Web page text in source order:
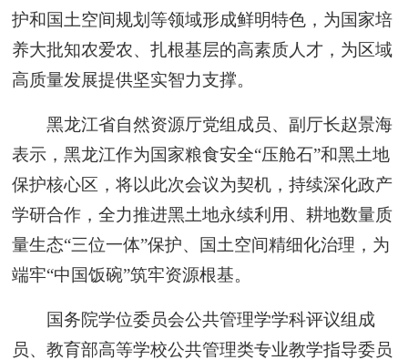
护和国土空间规划等领域形成鲜明特色，为国家培
养大批知农爱农、扎根基层的高素质人才，为区域
高质量发展提供坚实智力支撑。
黑龙江省自然资源厅党组成员、副厅长赵景海
表示，黑龙江作为国家粮食安全“压舱石”和黑土地
保护核心区，将以此次会议为契机，持续深化政产
学研合作，全力推进黑土地永续利用、耕地数量质
量生态“三位一体”保护、国土空间精细化治理，为
端牢“中国饭碗”筑牢资源根基。
国务院学位委员会公共管理学学科评议组成
员、教育部高等学校公共管理类专业教学指导委员